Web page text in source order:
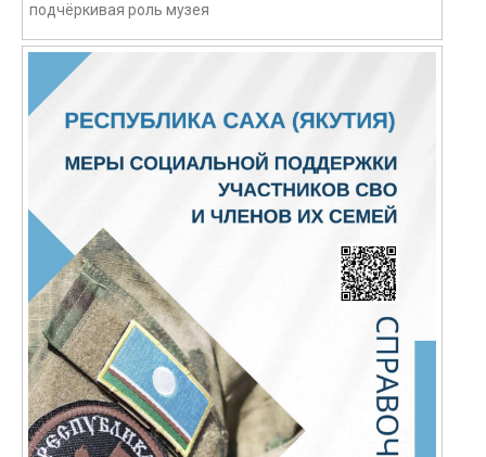
подчёркивая роль музея